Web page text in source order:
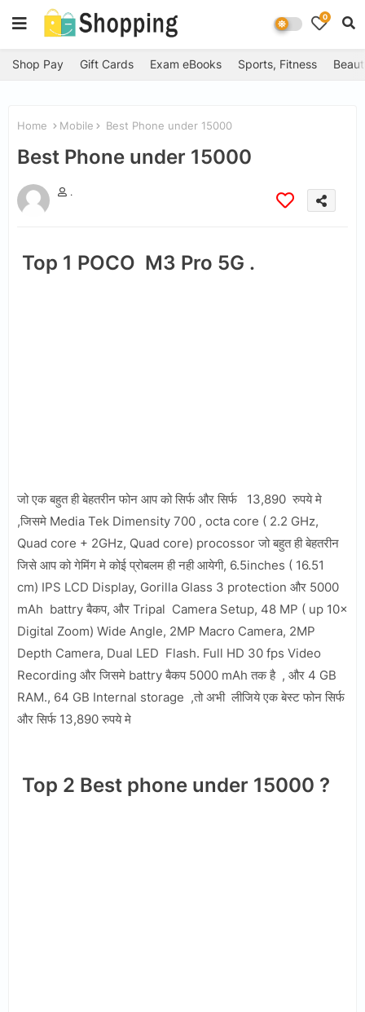
0
Shop Pay Gift Cards Exam eBooks Sports, Fitness
Home Mobile Best Phone under 15000
Best Phone under 15000
.
Top 1 POCO M3 Pro 5G .
जो एक बहुत ही बेहतरीन फोन आप को सिर्फ और सिर्फ 13,890 रुपये मे
,जिसमे Media Tek Dimensity 700 , octa core ( 2.2 GHz,
Quad core + 2GHz, Quad core) procossor जो बहुत ही बेहतरीन
जिसे आप को गेमिंग मे कोई प्रोबलम ही नही आयेगी, 6.5inches ( 16.51
cm) IPS LCD Display, Gorilla Glass 3 protection और 5000
mAh battry बैकप, और Tripal Camera Setup, 48 MP ( up 10×
Digital Zoom) Wide Angle, 2MP Macro Camera, 2MP
Depth Camera, Dual LED Flash. Full HD 30 fps Video
Recording और जिसमे battry बैकप 5000 mAh तक है , और 4 GB
RAM., 64 GB Internal storage ,तो अभी लीजिये एक बेस्ट फोन सिर्फ
और सिर्फ 13,890 रुपये मे
Top 2 Best phone under 15000 ?